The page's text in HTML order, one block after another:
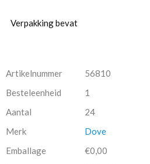
Verpakking bevat
Artikelnummer
56810
Besteleenheid
1
Aantal
24
Merk
Dove
Emballage
€0,00